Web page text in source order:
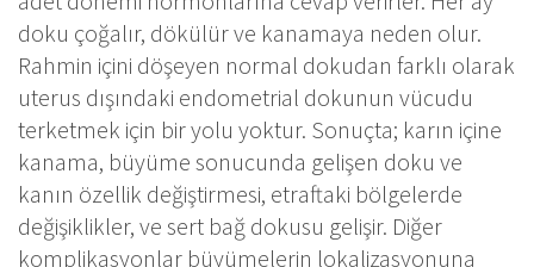
doku çoğalır, dökülür ve kanamaya neden olur.
Rahmin içini döşeyen normal dokudan farklı olarak
uterus dışındaki endometrial dokunun vücudu
terketmek için bir yolu yoktur. Sonuçta; karın içine
kanama, büyüme sonucunda gelişen doku ve
kanın özellik değiştirmesi, etraftaki bölgelerde
değişiklikler, ve sert bağ dokusu gelişir. Diğer
komplikasyonlar büyümelerin lokalizasyonuna